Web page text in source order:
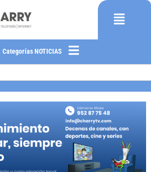
Categorías NOTICIAS